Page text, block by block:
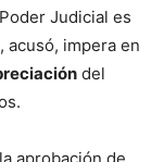
Judicial es
acusó, impera en
del